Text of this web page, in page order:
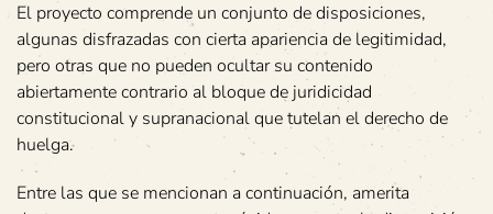
El proyecto comprende un conjunto de disposiciones,
algunas disfrazadas con cierta apariencia de legitimidad,
pero otras que no pueden ocultar su contenido
abiertamente contrario al bloque de juridicidad
constitucional y supranacional que tutelan el derecho de
huelga.
Entre las que se mencionan a continuación, amerita